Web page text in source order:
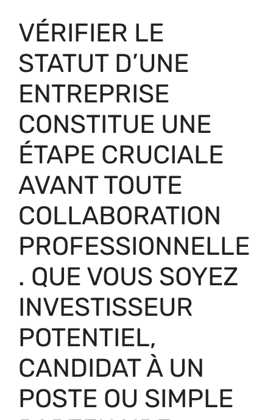
VÉRIFIER LE
STATUT D’UNE
ENTREPRISE
CONSTITUE UNE
ÉTAPE CRUCIALE
AVANT TOUTE
COLLABORATION
PROFESSIONNELLE
. QUE VOUS SOYEZ
INVESTISSEUR
POTENTIEL,
CANDIDAT À UN
POSTE OU SIMPLE